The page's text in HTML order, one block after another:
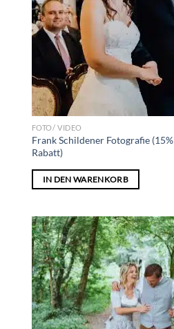
FOTO/ VIDEO
Frank Schildener Fotografie (15%
Rabatt)
IN DEN WARENKORB